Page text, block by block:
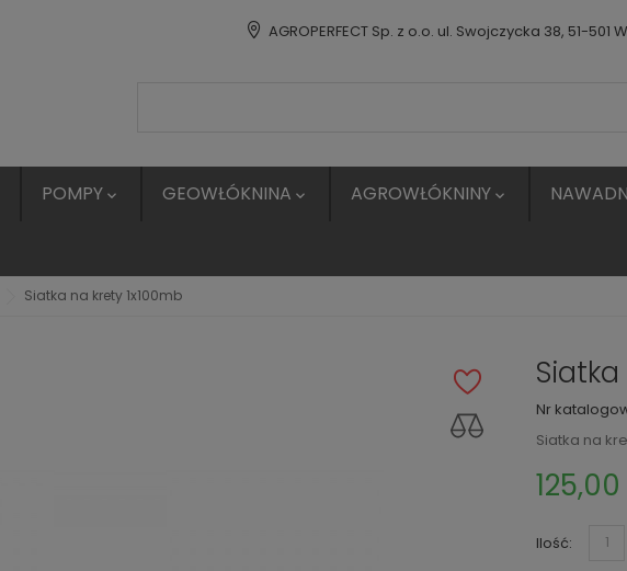
AGROPERFECT Sp. z o.o. ul. Swojczycka 38, 51-501
POMPY  GEOWŁÓKNINA  AGROWŁÓKNINY 
Siatka na krety 1x100mb
Nr
Siatka na
125,00
Ilość: